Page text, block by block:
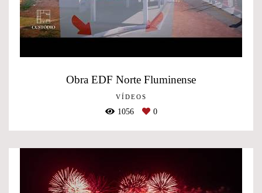
Obra EDF Norte Fluminense
VÍDEOS
1056 0